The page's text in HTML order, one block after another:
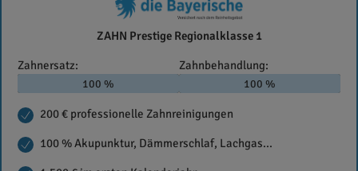
Die
ZAHN Prestige Regionalklasse 1
Zahnersatz:
100 %
Zahnbehandlung:
100 %
200 € professionelle Zahnreinigungen
100 % Akupunktur, Dämmerschlaf, Lachgas...